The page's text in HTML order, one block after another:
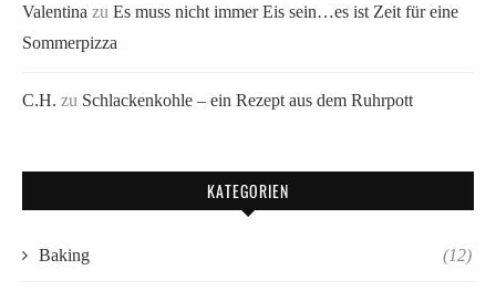
Valentina zu Es muss nicht immer Eis sein…es ist Zeit für eine
Sommerpizza
C.H. zu Schlackenkohle – ein Rezept aus dem Ruhrpott
KATEGORIEN
Baking (12)